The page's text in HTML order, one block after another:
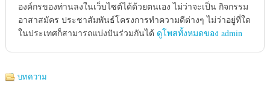
องค์กรของท่านลงในเว็บไซต์ได้ด้วยตนเอง ไม่ว่าจะเป็น กิจกรรม
อาสาสมัคร ประชาสัมพันธ์โครงการทำความดีต่างๆ ไม่ว่าอยู่ที่ใด
ในประเทศก็สามารถแบ่งปันร่วมกันได้ ดูโพสทั้งหมดของ admin
บทความ